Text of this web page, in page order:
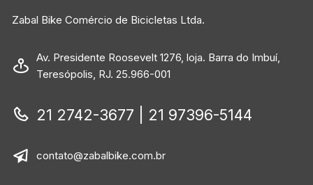
Zabal Bike Comércio de Bicicletas Ltda.
Av. Presidente Roosevelt 1276, loja. Barra do Imbuí,
Teresópolis, RJ. 25.966-001
21 2742-3677 | 21 97396-5144
contato@zabalbike.com.br